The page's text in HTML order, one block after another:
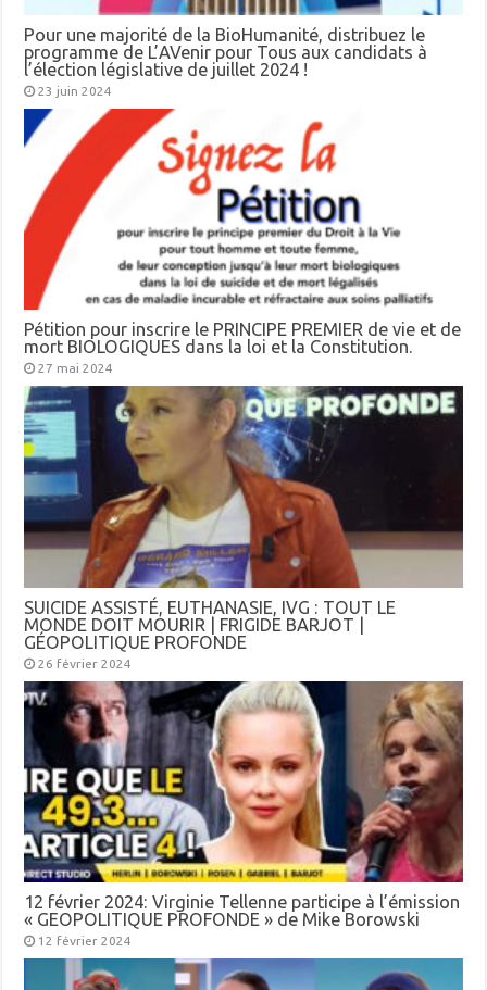
Pour une majorité de la BioHumanité, distribuez le
programme de L’AVenir pour Tous aux candidats à
l’élection législative de juillet 2024 !
23 juin 2024
Pétition pour inscrire le PRINCIPE PREMIER de vie et de
mort BIOLOGIQUES dans la loi et la Constitution.
27 mai 2024
SUICIDE ASSISTÉ, EUTHANASIE, IVG : TOUT LE
MONDE DOIT MOURIR | FRIGIDE BARJOT |
GÉOPOLITIQUE PROFONDE
26 février 2024
12 février 2024: Virginie Tellenne participe à l’émission
« GEOPOLITIQUE PROFONDE » de Mike Borowski
12 février 2024